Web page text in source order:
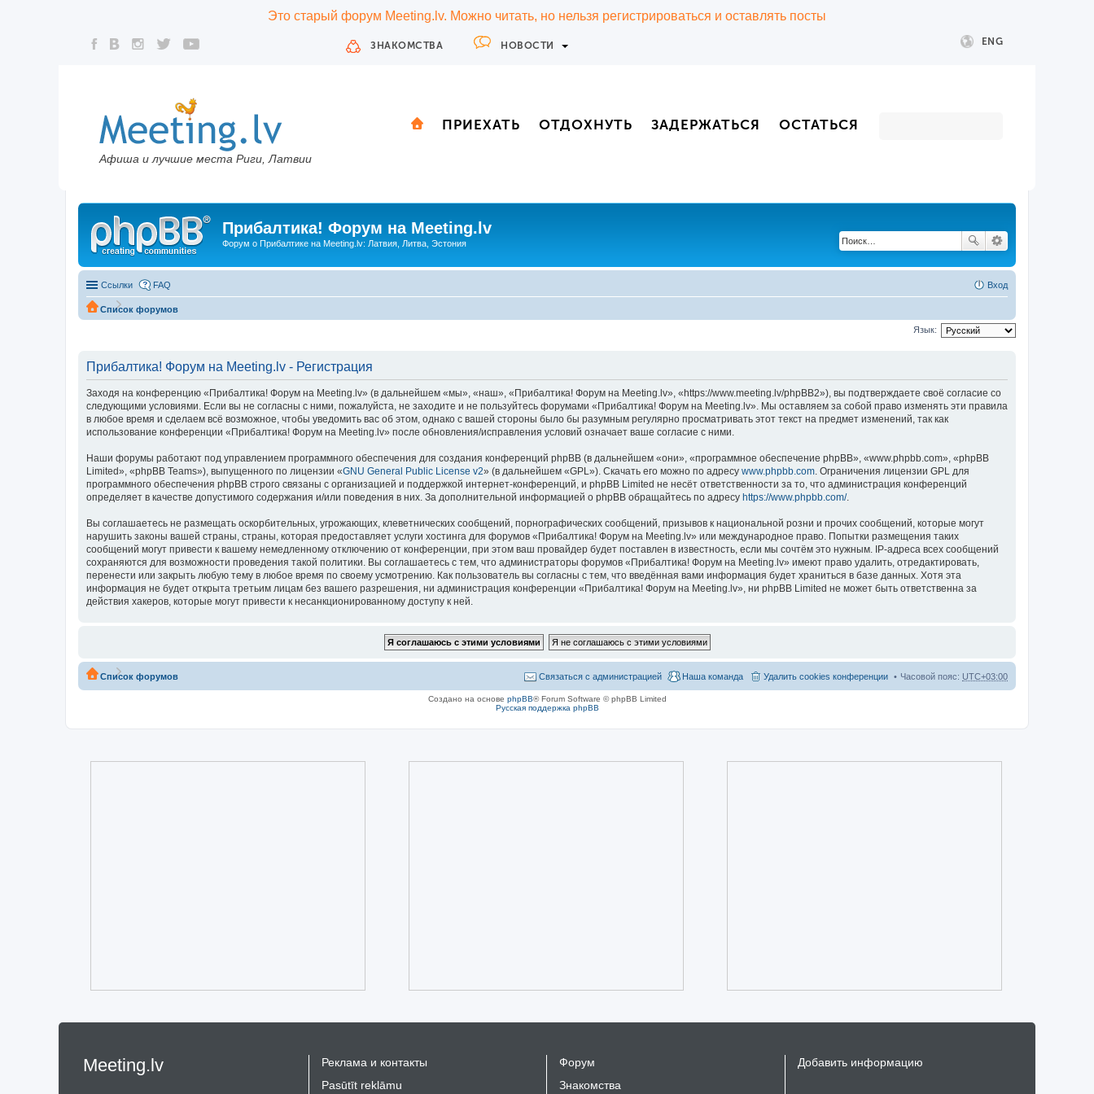
Это старый форум Meeting.lv. Можно читать, но нельзя регистрироваться и оставлять посты
ЗНАКОМСТВА НОВОСТИ ENG
Афиша и лучшие места Риги, Латвии
ПРИЕХАТЬ ОТДОХНУТЬ ЗАДЕРЖАТЬСЯ ОСТАТЬСЯ
Прибалтика! Форум на Meeting.lv
Форум о Прибалтике на Meeting.lv: Латвия, Литва, Эстония
Ссылки FAQ Вход
Список форумов
Язык:
Прибалтика! Форум на Meeting.lv - Регистрация
Заходя на конференцию «Прибалтика! Форум на Meeting.lv» (в дальнейшем «мы», «наш», «Прибалтика! Форум на Meeting.lv», «https://www.meeting.lv/phpBB2»), вы подтверждаете своё согласие со
следующими условиями. Если вы не согласны с ними, пожалуйста, не заходите и не пользуйтесь форумами «Прибалтика! Форум на Meeting.lv». Мы оставляем за собой право изменять эти правила
в любое время и сделаем всё возможное, чтобы уведомить вас об этом, однако с вашей стороны было бы разумным регулярно просматривать этот текст на предмет изменений, так как
использование конференции «Прибалтика! Форум на Meeting.lv» после обновления/исправления условий означает ваше согласие с ними.
Наши форумы работают под управлением программного обеспечения для создания конференций phpBB (в дальнейшем «они», «программное обеспечение phpBB», «www.phpbb.com», «phpBB
Limited», «phpBB Teams»), выпущенного по лицензии «GNU General Public License v2» (в дальнейшем «GPL»). Скачать его можно по адресу www.phpbb.com. Ограничения лицензии GPL для
программного обеспечения phpBB строго связаны с организацией и поддержкой интернет-конференций, и phpBB Limited не несёт ответственности за то, что администрация конференций
определяет в качестве допустимого содержания и/или поведения в них. За дополнительной информацией о phpBB обращайтесь по адресу https://www.phpbb.com/.
Вы соглашаетесь не размещать оскорбительных, угрожающих, клеветнических сообщений, порнографических сообщений, призывов к национальной розни и прочих сообщений, которые могут
нарушить законы вашей страны, страны, которая предоставляет услуги хостинга для форумов «Прибалтика! Форум на Meeting.lv» или международное право. Попытки размещения таких
сообщений могут привести к вашему немедленному отключению от конференции, при этом ваш провайдер будет поставлен в известность, если мы сочтём это нужным. IP-адреса всех сообщений
сохраняются для возможности проведения такой политики. Вы соглашаетесь с тем, что администраторы форумов «Прибалтика! Форум на Meeting.lv» имеют право удалить, отредактировать,
перенести или закрыть любую тему в любое время по своему усмотрению. Как пользователь вы согласны с тем, что введённая вами информация будет храниться в базе данных. Хотя эта
информация не будет открыта третьим лицам без вашего разрешения, ни администрация конференции «Прибалтика! Форум на Meeting.lv», ни phpBB Limited не может быть ответственна за
действия хакеров, которые могут привести к несанкционированному доступу к ней.
Список форумов Часовой пояс: UTC+03:00
Удалить cookies конференции
Наша команда
Связаться с администрацией
Создано на основе phpBB® Forum Software © phpBB Limited
Русская поддержка phpBB
Meeting.lv
Реклама и контакты
Pasūtīt reklāmu
Форум
Знакомства
Добавить информацию